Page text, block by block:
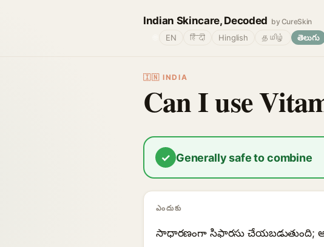
Indian Skincare, Decoded by CureSkin
EN हिंदी Hinglish தமிழ் తెలుగు
🇮🇳 INDIA
Can I use
✓ Generally safe to combine
ఎందుకు
సాధారణంగా సిఫారసు చేయబడుతుంది;